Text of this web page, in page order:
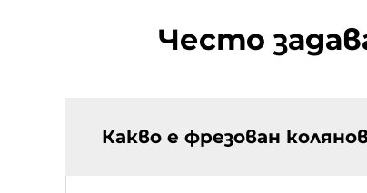
Често
Какво е фрезован